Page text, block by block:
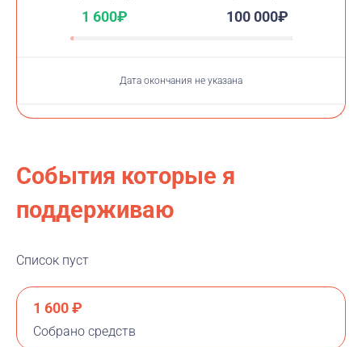
1 600₽ 100 000₽
Дата окончания не указана
События которые я
поддерживаю
Список пуст
1 600 ₽
Собрано средств